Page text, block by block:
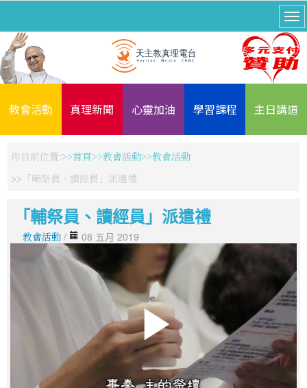
教會活動 真理新聞 心靈加油 學習課程 主日講道
你目前位置: 首頁 教會活動
教會活動
「輔祭員、讀經員」派遣禮
「輔祭員、讀經員」派遣禮
教會活動 / 08 五月 2019